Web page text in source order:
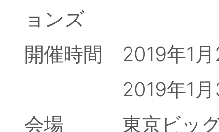
ョンズ
開催時間 2019年1
2019年1月30
会場 東京ビッグ